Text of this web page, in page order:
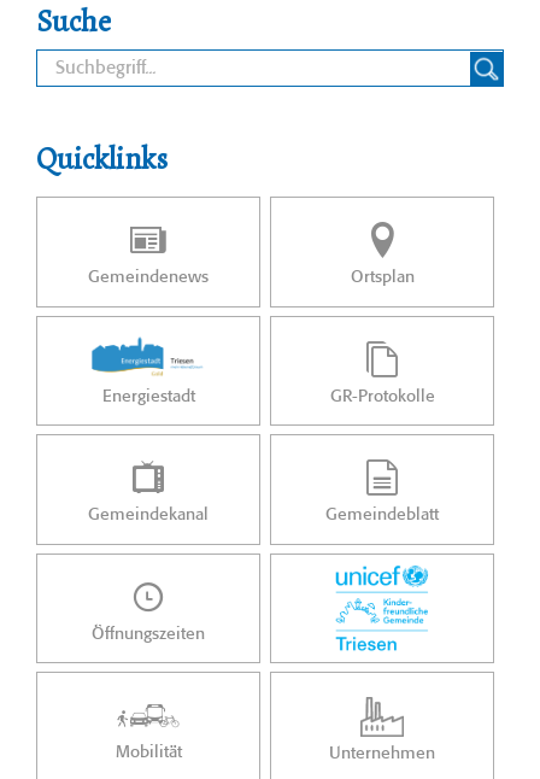
Suche
Quicklinks
Gemeindenews Ortsplan
Energiestadt GR-Protokolle
Gemeindekanal Gemeindeblatt
Öffnungszeiten
Mobilität Unternehmen